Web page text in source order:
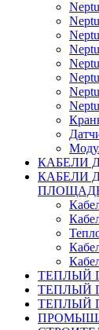
КАБЕЛИ
КАБЕЛИ
ТЕПЛЫЙ
ТЕПЛЫЙ
ТЕПЛЫЙ